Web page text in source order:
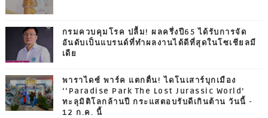
กรมควบคุมโรค ปลื้ม! ผลครึ่งปี65 ได้รับการจัด
อันดับเป็นแบรนด์ที่ทำผลงานได้ดีที่สุดในโซเชียลมี
เดีย
พาราไดซ์ พาร์ค แตกตื่น! ไดโนเสาร์บุกเมือง
‘‘Paradise Park The Lost Jurassic World’
ทะลุมิติโลกล้านปี กระแสตอบรับดีเกินต้าน วันนี้ -
12 ก.ค. นี้